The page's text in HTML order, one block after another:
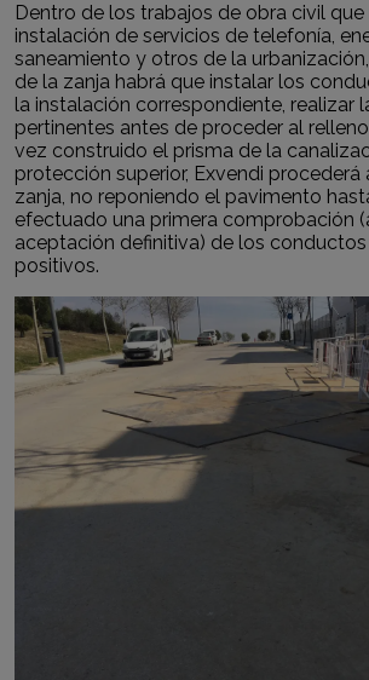
Dentro de los trabajos de obra civil que
instalación de servicios de telefonía,
saneamiento y otros de la
de la zanja habrá que instalar los
la instalación correspondiente, realizar
pertinentes antes de proceder al
vez construido el prisma de la
protección superior, Exvendi procederá
zanja, no reponiendo el pavimento
efectuado una primera comprobación
aceptación definitiva) de los
positivos.